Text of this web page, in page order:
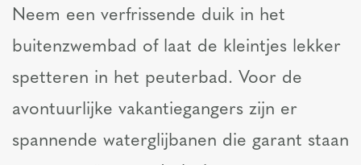
Neem een verfrissende duik in het
buitenzwembad of laat de kleintjes lekker
spetteren in het peuterbad. Voor de
avontuurlijke vakantiegangers zijn er
spannende waterglijbanen die garant staan